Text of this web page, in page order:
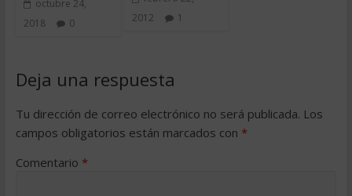
octubre 24,
2018
0
2012
1
Deja una respuesta
Tu dirección de correo electrónico no será publicada. Los
campos obligatorios están marcados con *
Comentario *